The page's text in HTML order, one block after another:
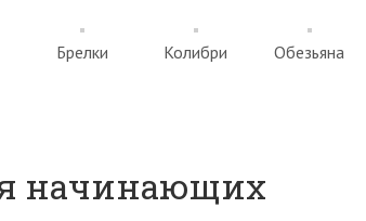
Брелки Колибри Обезьяна
начинающих